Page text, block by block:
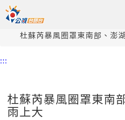
中央內容區塊
頭頁
杜蘇芮暴風圈罩東南部、澎
:::
杜蘇芮暴風圈罩東南
雨上大